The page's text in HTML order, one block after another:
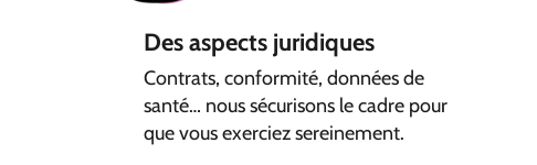
Des aspects juridiques
Contrats, conformité, données de
santé… nous sécurisons le cadre pour
que vous exerciez sereinement.